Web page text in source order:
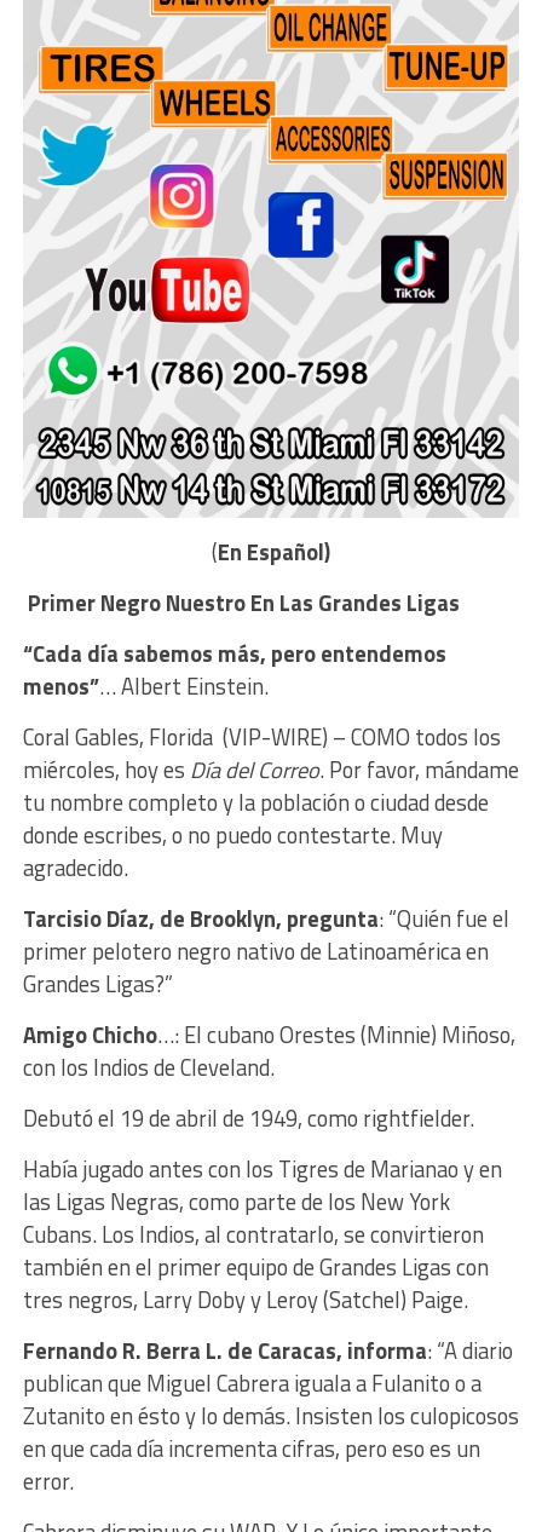
(En Español)
Primer Negro Nuestro En Las Grandes Ligas
“Cada día sabemos más, pero entendemos
menos”… Albert Einstein.
Coral Gables, Florida (VIP-WIRE) – COMO todos los
miércoles, hoy es Día del Correo. Por favor, mándame
tu nombre completo y la población o ciudad desde
donde escribes, o no puedo contestarte. Muy
agradecido.
Tarcisio Díaz, de Brooklyn, pregunta: “Quién fue el
primer pelotero negro nativo de Latinoamérica en
Grandes Ligas?”
Amigo Chicho…: El cubano Orestes (Minnie) Miñoso,
con los Indios de Cleveland.
Debutó el 19 de abril de 1949, como rightfielder.
Había jugado antes con los Tigres de Marianao y en
las Ligas Negras, como parte de los New York
Cubans. Los Indios, al contratarlo, se convirtieron
también en el primer equipo de Grandes Ligas con
tres negros, Larry Doby y Leroy (Satchel) Paige.
Fernando R. Berra L. de Caracas, informa: “A diario
publican que Miguel Cabrera iguala a Fulanito o a
Zutanito en ésto y lo demás. Insisten los culopicosos
en que cada día incrementa cifras, pero eso es un
error.